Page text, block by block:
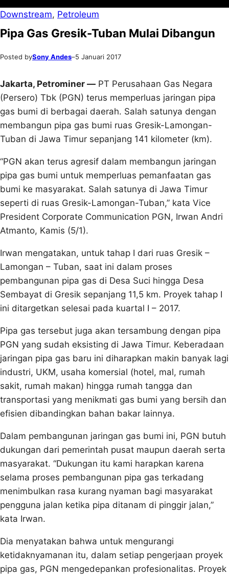
Downstream, Petroleum
Pipa Gas Gresik-Tuban Mulai Dibangun
Posted bySony Andes–5 Januari 2017
Jakarta, Petrominer — PT Perusahaan Gas Negara
(Persero) Tbk (PGN) terus memperluas jaringan pipa
gas bumi di berbagai daerah. Salah satunya dengan
membangun pipa gas bumi ruas Gresik-Lamongan-
Tuban di Jawa Timur sepanjang 141 kilometer (km).
“PGN akan terus agresif dalam membangun jaringan
pipa gas bumi untuk memperluas pemanfaatan gas
bumi ke masyarakat. Salah satunya di Jawa Timur
seperti di ruas Gresik-Lamongan-Tuban,” kata Vice
President Corporate Communication PGN, Irwan Andri
Atmanto, Kamis (5/1).
Irwan mengatakan, untuk tahap I dari ruas Gresik –
Lamongan – Tuban, saat ini dalam proses
pembangunan pipa gas di Desa Suci hingga Desa
Sembayat di Gresik sepanjang 11,5 km. Proyek tahap I
ini ditargetkan selesai pada kuartal I – 2017.
Pipa gas tersebut juga akan tersambung dengan pipa
PGN yang sudah eksisting di Jawa Timur. Keberadaan
jaringan pipa gas baru ini diharapkan makin banyak lagi
industri, UKM, usaha komersial (hotel, mal, rumah
sakit, rumah makan) hingga rumah tangga dan
transportasi yang menikmati gas bumi yang bersih dan
efisien dibandingkan bahan bakar lainnya.
Dalam pembangunan jaringan gas bumi ini, PGN butuh
dukungan dari pemerintah pusat maupun daerah serta
masyarakat. “Dukungan itu kami harapkan karena
selama proses pembangunan pipa gas terkadang
menimbulkan rasa kurang nyaman bagi masyarakat
pengguna jalan ketika pipa ditanam di pinggir jalan,”
kata Irwan.
Dia menyatakan bahwa untuk mengurangi
ketidaknyamanan itu, dalam setiap pengerjaan proyek
pipa gas, PGN mengedepankan profesionalitas. Proyek